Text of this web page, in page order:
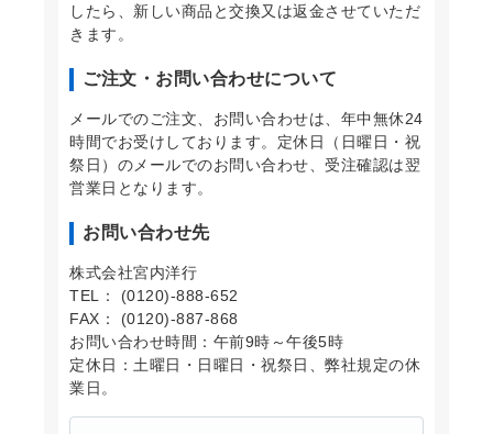
したら、新しい商品と交換又は返金させていただ
きます。
ご注文・お問い合わせについて
メールでのご注文、お問い合わせは、年中無休24
時間でお受けしております。定休日（日曜日・祝
祭日）のメールでのお問い合わせ、受注確認は翌
営業日となります。
お問い合わせ先
株式会社宮内洋行
TEL： (0120)-888-652
FAX： (0120)-887-868
お問い合わせ時間：午前9時～午後5時
定休日：土曜日・日曜日・祝祭日、弊社規定の休
業日。